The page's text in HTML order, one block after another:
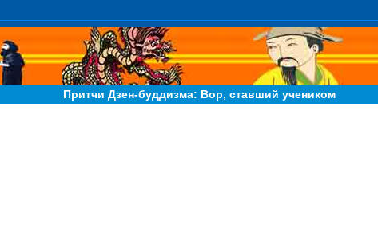
Притчи Дзен-буддизма: Вор, ставший учеником